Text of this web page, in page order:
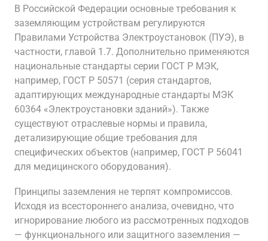
В Российской Федерации основные требования к
заземляющим устройствам регулируются
Правилами Устройства Электроустановок (ПУЭ), в
частности, главой 1.7. Дополнительно применяются
национальные стандарты серии ГОСТ Р МЭК,
например, ГОСТ Р 50571 (серия стандартов,
адаптирующих международные стандарты МЭК
60364 «Электроустановки зданий»). Также
существуют отраслевые нормы и правила,
детализирующие общие требования для
специфических объектов (например, ГОСТ Р 56041
для медицинского оборудования).
Принципы заземления не терпят компромиссов.
Исходя из всестороннего анализа, очевидно, что
игнорирование любого из рассмотренных подходов
— функционального или защитного заземления —